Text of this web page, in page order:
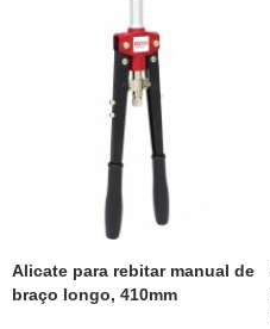
Alicate para rebitar manual de
braço longo, 410mm